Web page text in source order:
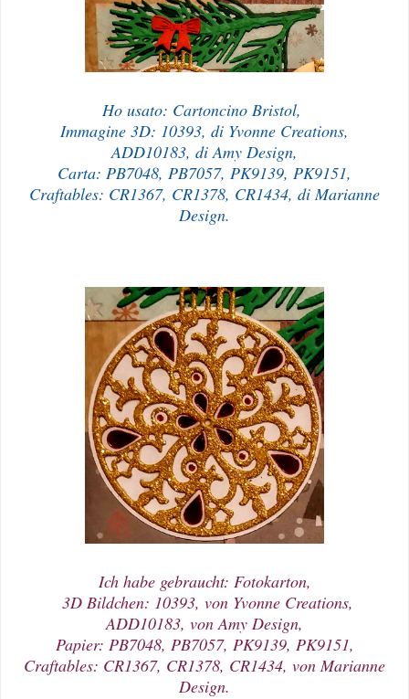
Ho usato: Cartoncino Bristol,
Immagine 3D: 10393, di Yvonne Creations,
ADD10183, di Amy Design,
Carta: PB7048, PB7057, PK9139, PK9151,
Craftables: CR1367, CR1378, CR1434, di Marianne
Design.
Ich habe gebraucht: Fotokarton,
3D Bildchen: 10393, von Yvonne Creations,
ADD10183, von Amy Design,
Papier: PB7048, PB7057, PK9139, PK9151,
Craftables: CR1367, CR1378, CR1434, von Marianne
Design.